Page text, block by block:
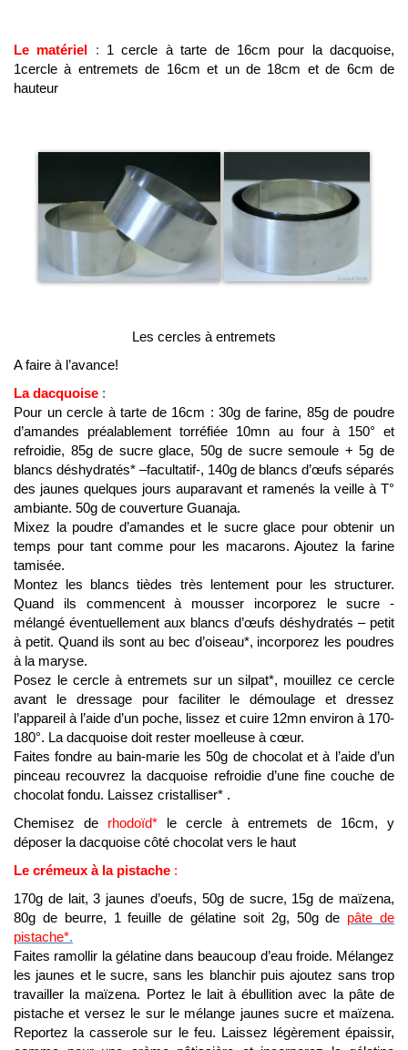
Le matériel : 1 cercle à tarte de 16cm pour la dacquoise,
1cercle à entremets de 16cm et un de 18cm et de 6cm de
hauteur
Les cercles à entremets
A faire à l’avance!
La dacquoise :
Pour un cercle à tarte de 16cm : 30g de farine, 85g de poudre
d’amandes préalablement torréfiée 10mn au four à 150° et
refroidie, 85g de sucre glace, 50g de sucre semoule + 5g de
blancs déshydratés* –facultatif-, 140g de blancs d’œufs séparés
des jaunes quelques jours auparavant et ramenés la veille à T°
ambiante. 50g de couverture Guanaja.
Mixez la poudre d’amandes et le sucre glace pour obtenir un
temps pour tant comme pour les macarons. Ajoutez la farine
tamisée.
Montez les blancs tièdes très lentement pour les structurer.
Quand ils commencent à mousser incorporez le sucre -
mélangé éventuellement aux blancs d’œufs déshydratés – petit
à petit. Quand ils sont au bec d’oiseau*, incorporez les poudres
à la maryse.
Posez le cercle à entremets sur un silpat*, mouillez ce cercle
avant le dressage pour faciliter le démoulage et dressez
l’appareil à l’aide d’un poche, lissez et cuire 12mn environ à 170-
180°. La dacquoise doit rester moelleuse à cœur.
Faites fondre au bain-marie les 50g de chocolat et à l’aide d’un
pinceau recouvrez la dacquoise refroidie d’une fine couche de
chocolat fondu. Laissez cristalliser* .
Chemisez de rhodoïd*
le cercle à entremets de 16cm, y
déposer la dacquoise côté chocolat vers le haut
Le crémeux à la pistache :
170g de lait, 3 jaunes d’oeufs, 50g de sucre, 15g de maïzena,
80g de beurre, 1 feuille de gélatine soit 2g, 50g de pâte de
pistache*.
Faites ramollir la gélatine dans beaucoup d’eau froide. Mélangez
les jaunes et le sucre, sans les blanchir puis ajoutez sans trop
travailler la maïzena. Portez le lait à ébullition avec la pâte de
pistache et versez le sur le mélange jaunes sucre et maïzena.
Reportez la casserole sur le feu. Laissez légèrement épaissir,